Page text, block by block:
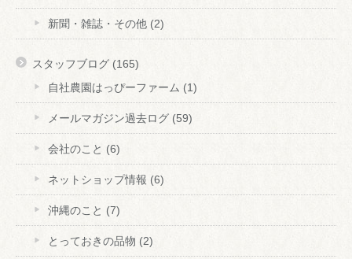
新聞・雑誌・その他 (2)
スタッフブログ (165)
自社農園はっぴーファーム (1)
メールマガジン過去ログ (59)
会社のこと (6)
ネットショップ情報 (6)
沖縄のこと (7)
とっておきの品物 (2)